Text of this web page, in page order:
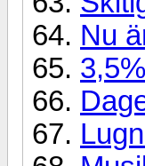
Nu
3,5%